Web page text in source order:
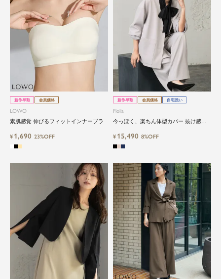
鮮度アップを重ねつづける、大人の女
性のためのスーツファッション
オフィスやマザーシーンで活躍するセレモニース
ーツ。気負わずに着て頂ける素敵な一枚...それが
Floliaの提案するスーツです。
セットアップから、故人を偲ぶのに相応しい洗練
感のあるブラックフォーマルまで幅広くご提案さ
close
新作早割 会員価格
LOWO
素肌感覚 伸びるフィットインナーブラ
¥ 1,690 23%OFF
新作早割 会員価格 自宅洗い
Flolia
今っぽく、楽ちん体型カバー 抜け感セ
ニー【楽ちん・体型カバー】
¥ 15,490 8%OFF